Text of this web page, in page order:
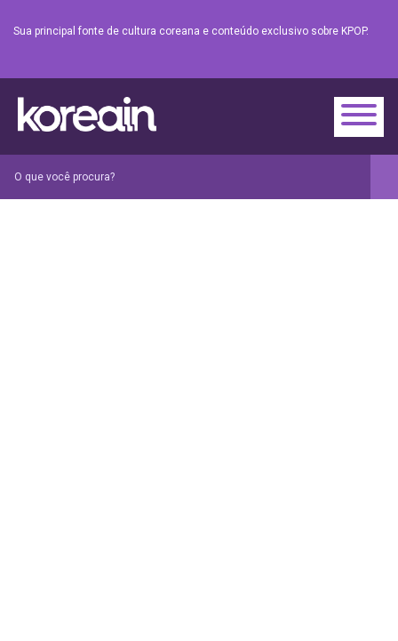
Sua principal fonte de cultura coreana e conteúdo exclusivo sobre KPOP.